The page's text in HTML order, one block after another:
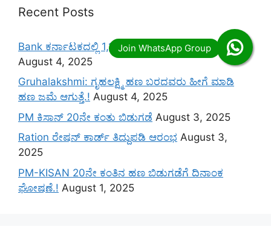
Recent Posts
Bank ಕರ್ನಾಟಕದಲ್ಲಿ 1,170 ಬ್ಯಾಂಕ್ ಉದ್ಯೋಗಾವಕಾಶಗಳು
August 4, 2025
Gruhalakshmi: ಗೃಹಲಕ್ಷ್ಮಿ ಹಣ ಬರದವರು ಹೀಗೆ ಮಾಡಿ
ಹಣ ಜಮೆ‌ ಆಗುತ್ತೆ.! August 4, 2025
PM ಕಿಸಾನ್ 20ನೇ ಕಂತು ಬಿಡುಗಡೆ August 3, 2025
Ration ರೇಷನ್ ಕಾರ್ಡ್ ತಿದ್ದುಪಡಿ ಆರಂಭ August 3,
2025
PM-KISAN 20ನೇ ಕಂತಿನ ಹಣ ಬಿಡುಗಡೆಗೆ ದಿನಾಂಕ
ಘೋಷಣೆ.! August 1, 2025